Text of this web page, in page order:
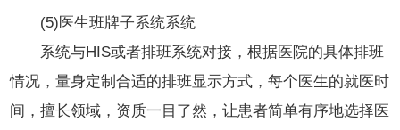
(5)医生班牌子系统系统
系统与HIS或者排班系统对接，根据医院的具体排班
情况，量身定制合适的排班显示方式，每个医生的就医时
间，擅长领域，资质一目了然，让患者简单有序地选择医